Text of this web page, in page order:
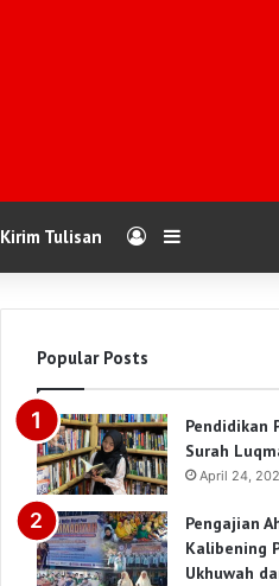
Kirim Tulisan Log InSidebar
Popular Posts
Pendidikan
Surah
April 24,
Pengajian
Kalibening
Ukhuwah